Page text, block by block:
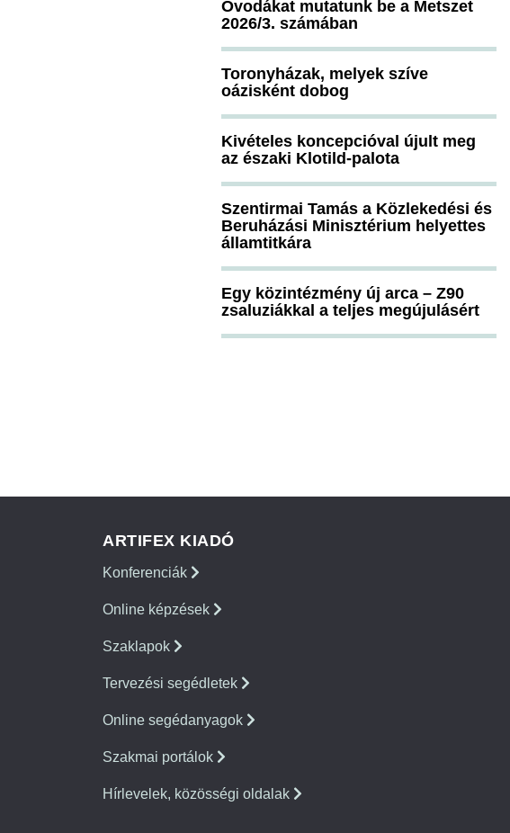
Óvodákat mutatunk be a Metszet
2026/3. számában
Toronyházak, melyek szíve
oázisként dobog
Kivételes koncepcióval újult meg
az északi Klotild-palota
Szentirmai Tamás a Közlekedési és
Beruházási Minisztérium helyettes
államtitkára
Egy közintézmény új arca – Z90
zsaluziákkal a teljes megújulásért
ARTIFEX KIADÓ
Konferenciák
Online képzések
Szaklapok
Tervezési segédletek
Online segédanyagok
Szakmai portálok
Hírlevelek, közösségi oldalak